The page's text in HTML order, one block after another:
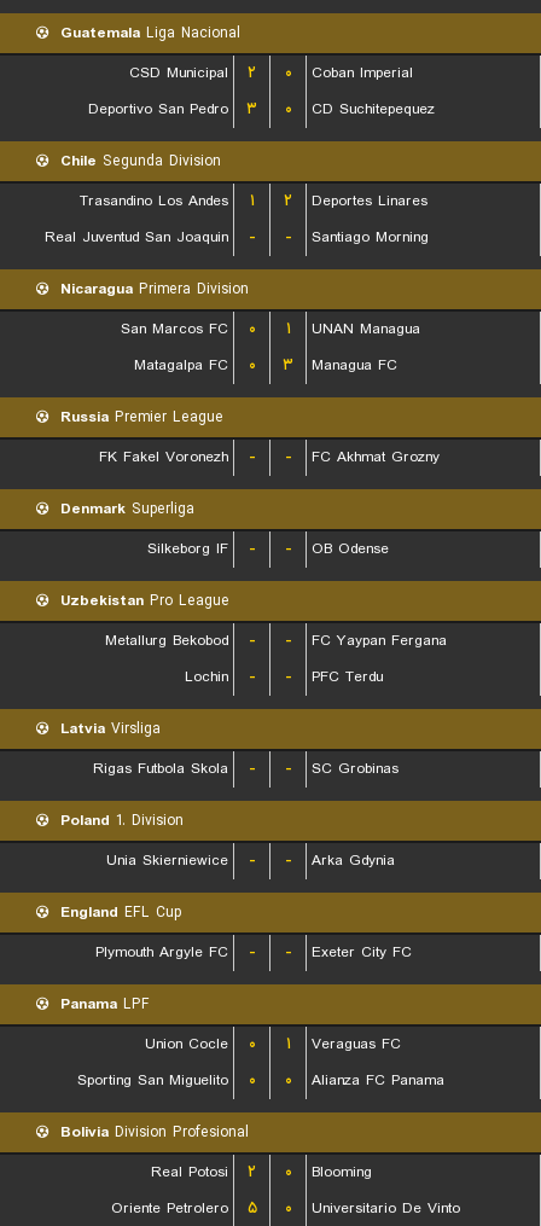
Guatemala Liga Nacional
CSD Municipal
۲ ۰
Coban Imperial
Deportivo San Pedro
۳ ۰ CD Suchitepequez
Chile Segunda Division
Trasandino Los Andes
۱ ۲
Deportes Linares
Real Juventud San Joaquin
- - Santiago Morning
Nicaragua Primera Division
San Marcos FC
۰ ۱
UNAN Managua
Matagalpa FC
۰ ۳ Managua FC
Russia Premier League
FK Fakel Voronezh
- - FC Akhmat Grozny
Denmark Superliga
Silkeborg IF
- - OB Odense
Uzbekistan Pro League
Metallurg Bekobod
- -
FC Yaypan Fergana
Lochin
- - PFC Terdu
Latvia Virsliga
Rigas Futbola Skola
- - SC Grobinas
Poland 1. Division
Unia Skierniewice
- - Arka Gdynia
England EFL Cup
Plymouth Argyle FC
- - Exeter City FC
Panama LPF
Union Cocle
۰ ۱
Veraguas FC
Sporting San Miguelito
۰ ۰ Alianza FC Panama
Bolivia Division Profesional
Real Potosi
۲ ۰
Blooming
Oriente Petrolero
۵ ۰ Universitario De Vinto